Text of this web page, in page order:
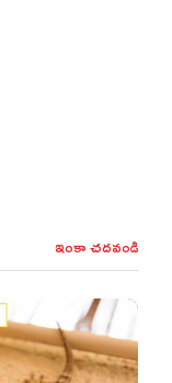
ఇంకా చదవండి